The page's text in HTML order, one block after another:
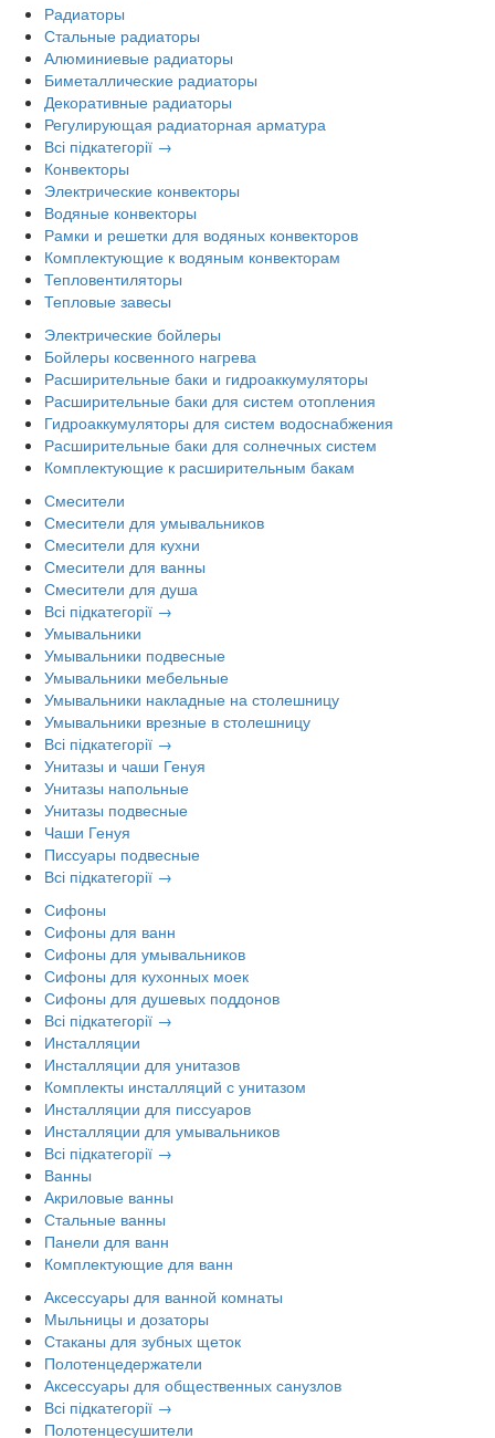
Радиаторы
Стальные радиаторы
Алюминиевые радиаторы
Биметаллические радиаторы
Декоративные радиаторы
Регулирующая радиаторная арматура
Всі підкатегорії →
Конвекторы
Электрические конвекторы
Водяные конвекторы
Рамки и решетки для водяных конвекторов
Комплектующие к водяным конвекторам
Тепловентиляторы
Тепловые завесы
Электрические бойлеры
Бойлеры косвенного нагрева
Расширительные баки и гидроаккумуляторы
Расширительные баки для систем отопления
Гидроаккумуляторы для систем водоснабжения
Расширительные баки для солнечных систем
Комплектующие к расширительным бакам
Смесители
Смесители для умывальников
Смесители для кухни
Смесители для ванны
Смесители для душа
Всі підкатегорії →
Умывальники
Умывальники подвесные
Умывальники мебельные
Умывальники накладные на столешницу
Умывальники врезные в столешницу
Всі підкатегорії →
Унитазы и чаши Генуя
Унитазы напольные
Унитазы подвесные
Чаши Генуя
Писсуары подвесные
Всі підкатегорії →
Сифоны
Сифоны для ванн
Сифоны для умывальников
Сифоны для кухонных моек
Сифоны для душевых поддонов
Всі підкатегорії →
Инсталляции
Инсталляции для унитазов
Комплекты инсталляций с унитазом
Инсталляции для писсуаров
Инсталляции для умывальников
Всі підкатегорії →
Ванны
Акриловые ванны
Стальные ванны
Панели для ванн
Комплектующие для ванн
Аксессуары для ванной комнаты
Мыльницы и дозаторы
Стаканы для зубных щеток
Полотенцедержатели
Аксессуары для общественных санузлов
Всі підкатегорії →
Полотенцесушители